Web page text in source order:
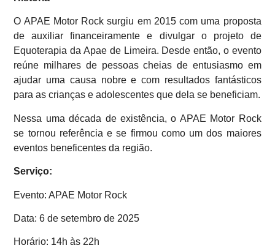
O APAE Motor Rock surgiu em 2015 com uma proposta
de auxiliar financeiramente e divulgar o projeto de
Equoterapia da Apae de Limeira. Desde então, o evento
reúne milhares de pessoas cheias de entusiasmo em
ajudar uma causa nobre e com resultados fantásticos
para as crianças e adolescentes que dela se beneficiam.
Nessa uma década de existência, o APAE Motor Rock
se tornou referência e se firmou como um dos maiores
eventos beneficentes da região.
Serviço:
Evento: APAE Motor Rock
Data: 6 de setembro de 2025
Horário: 14h às 22h